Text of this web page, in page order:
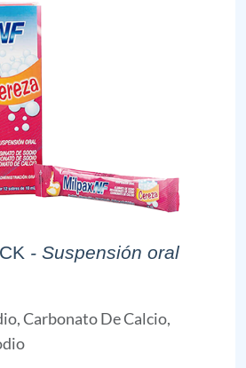
- Suspensión oral
Carbonato De Calcio,